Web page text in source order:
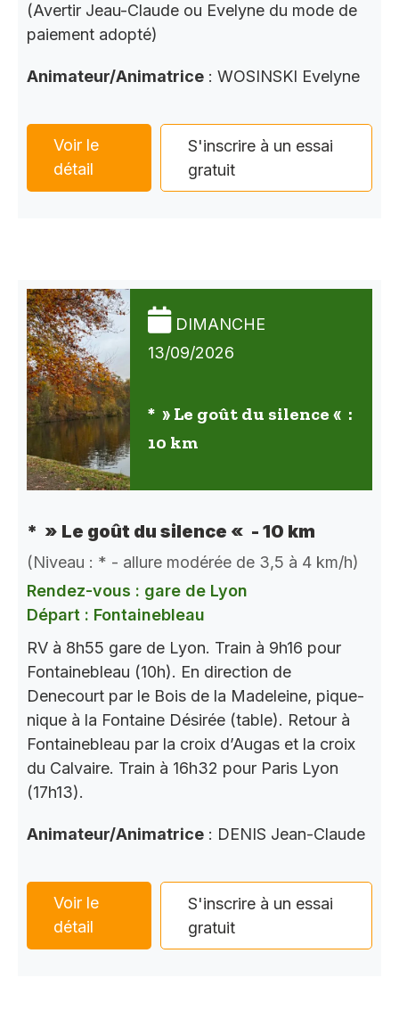
(Avertir Jeau-Claude ou Evelyne du mode de
paiement adopté)
Animateur/Animatrice : WOSINSKI Evelyne
Voir le
détail
S'inscrire à un essai
gratuit
DIMANCHE
13/09/2026
* » Le goût du silence « :
10 km
* » Le goût du silence « - 10 km
(Niveau : * - allure modérée de 3,5 à 4 km/h)
Rendez-vous : gare de Lyon
Départ : Fontainebleau
RV à 8h55 gare de Lyon. Train à 9h16 pour
Fontainebleau (10h). En direction de
Denecourt par le Bois de la Madeleine, pique-
nique à la Fontaine Désirée (table). Retour à
Fontainebleau par la croix d’Augas et la croix
du Calvaire. Train à 16h32 pour Paris Lyon
(17h13).
Animateur/Animatrice : DENIS Jean-Claude
Voir le
détail
S'inscrire à un essai
gratuit